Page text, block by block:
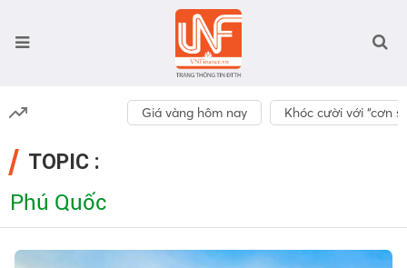
Giá vàng hôm nay Khóc cười với “cơn
TOPIC :
Phú Quốc